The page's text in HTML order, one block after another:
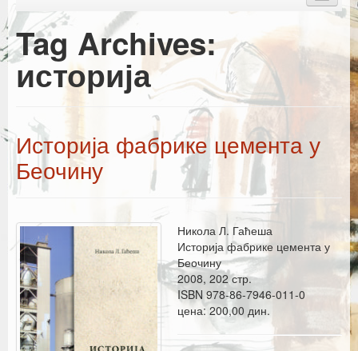
Почетна
Матица српска
Научна одељења
Летопис Матице српске
Гласник Матице српске
Вести
Најаве
Tag Archives:
историја
Историја фабрике цемента у
Беочину
Никола Л. Гаћеша
Историја фабрике цемента у
Беочину
2008, 202 стр.
ISBN 978-86-7946-011-0
цена: 200,00 дин.